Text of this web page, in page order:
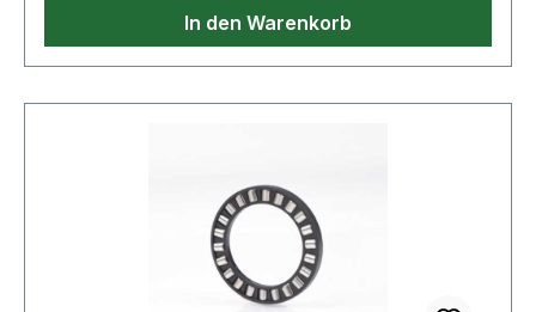
In den Warenkorb